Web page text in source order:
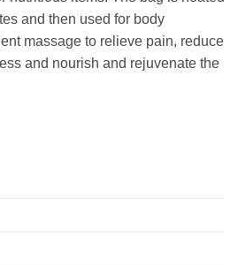
and then used for body
massage to relieve pain, reduce
and nourish and rejuvenate the